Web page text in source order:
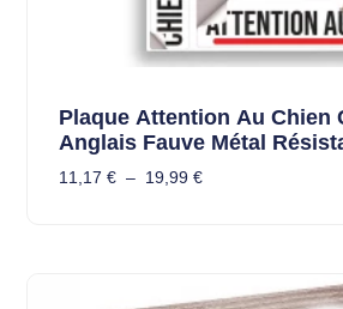
Plaque Attention Au Chien
Anglais Fauve Métal
11,17 € – 19,99 €